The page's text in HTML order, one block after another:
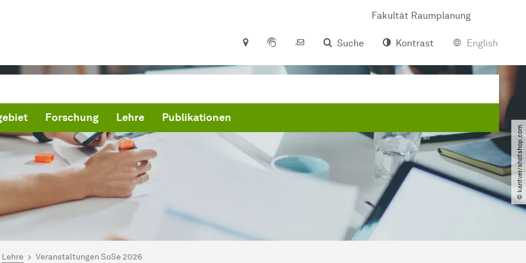
Fakultät Raumplanung
Suche
Kontrast English
Forschung Lehre Publikationen
© kantver​/​shotshop.com
hier:
Lehre Veranstaltungen SoSe 2026